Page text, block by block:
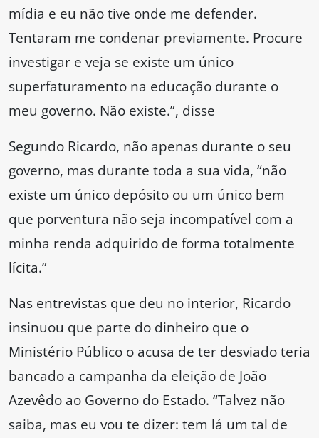
mídia e eu não tive onde me defender.
Tentaram me condenar previamente. Procure
investigar e veja se existe um único
superfaturamento na educação durante o
meu governo. Não existe.”, disse
Segundo Ricardo, não apenas durante o seu
governo, mas durante toda a sua vida, “não
existe um único depósito ou um único bem
que porventura não seja incompatível com a
minha renda adquirido de forma totalmente
lícita.”
Nas entrevistas que deu no interior, Ricardo
insinuou que parte do dinheiro que o
Ministério Público o acusa de ter desviado teria
bancado a campanha da eleição de João
Azevêdo ao Governo do Estado. “Talvez não
saiba, mas eu vou te dizer: tem lá um tal de